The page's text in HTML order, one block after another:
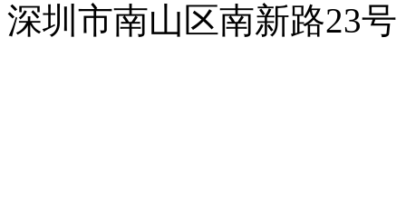
深圳市南山区南新路23